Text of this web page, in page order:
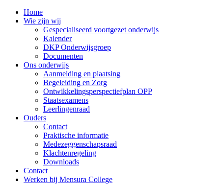
Home
Wie zijn wij
Gespecialiseerd voortgezet onderwijs
Kalender
DKP Onderwijsgroep
Documenten
Ons onderwijs
Aanmelding en plaatsing
Begeleiding en Zorg
Ontwikkelingsperspectiefplan OPP
Staatsexamens
Leerlingenraad
Ouders
Contact
Praktische informatie
Medezeggenschapsraad
Klachtenregeling
Downloads
Contact
Werken bij Mensura College